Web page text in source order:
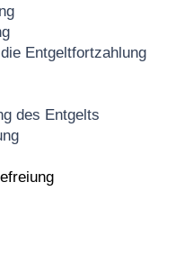
Entgeltfortzahlung
des Entgelts